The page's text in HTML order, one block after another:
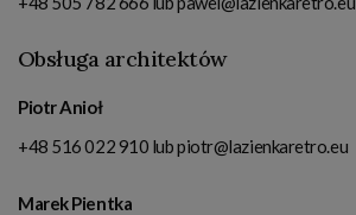
Obsługa architektów
Piotr Anioł
+48 516 022 910 lubpiotr@lazienkaretro.eu
Marek Pientka